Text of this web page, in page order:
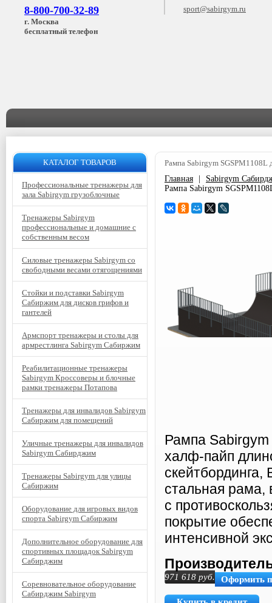
8-800-700-32-89
г. Москва
бесплатный телефон
sport@sabirgym.ru
Рампа Sabirgym SGSPM1108L
Главная
Sabirgym
Рампа Sabirgym
Рампа
халф-пайп
скейтбординга,
стальная рама,
с
покрытие
интенсивной
971 618 руб. Оформить
КАТАЛОГ ТОВАРОВ
Профессиональные тренажеры для
зала Sabirgym грузоблочные
Тренажеры Sabirgym
профессиональные и домашние с
собственным весом
Силовые тренажеры Sabirgym со
свободными весами отягощениями
Стойки и подставки Sabirgym
Сабиржим для дисков грифов и
гантелей
Армспорт тренажеры и столы для
армрестлинга Sabirgym Сабиржим
Реабилитационные тренажеры
Sabirgym Кроссоверы и блочные
рамки тренажеры Потапова
Тренажеры для инвалидов Sabirgym
Сабиржим для помещений
Уличные тренажеры для инвалидов
Sabirgym Сабирджим
Тренажеры Sabirgym для улицы
Сабиржим
Оборудование для игровых видов
спорта Sabirgym Сабиржим
Дополнительное оборудование для
спортивных площадок Sabirgym
Сабирджим
Соревновательное оборудование
Сабирджим Sabirgym